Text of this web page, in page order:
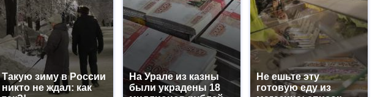
Такую зиму в России
никто не ждал: как
На Урале из казны
были украдены 18
Не ешьте эту
готовую еду из